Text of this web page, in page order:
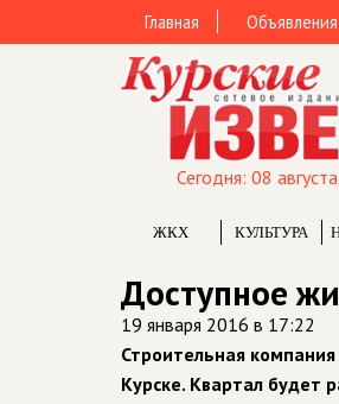
Главная Объявления
Сегодня: 08
ЖКХ КУЛЬТУРА
Доступное
19 января 2016 в 17:22
Строительная
Курске. Квартал будет